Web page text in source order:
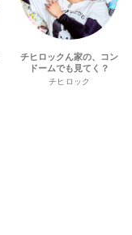
チヒロックん家の、コン
ドームでも見てく？
チヒロック